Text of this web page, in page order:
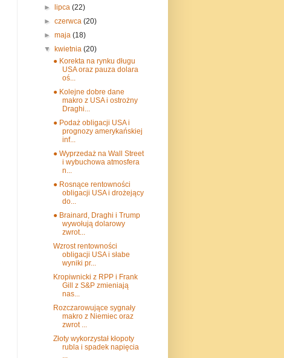
►lipca(22)
►czerwca(20)
►maja(18)
▼kwietnia(20)
● Korekta na rynku długu
USA oraz pauza dolara
oś...
● Kolejne dobre dane
makro z USA i ostrożny
Draghi...
● Podaż obligacji USA i
prognozy amerykańskiej
inf...
● Wyprzedaż na Wall Street
i wybuchowa atmosfera
n...
● Rosnące rentowności
obligacji USA i drożejący
do...
● Brainard, Draghi i Trump
wywołują dolarowy
zwrot...
Wzrost rentowności
obligacji USA i słabe
wyniki pr...
Kropiwnicki z RPP i Frank
Gill z S&P zmieniają
nas...
Rozczarowujące sygnały
makro z Niemiec oraz
zwrot ...
Złoty wykorzystał kłopoty
rubla i spadek napięcia